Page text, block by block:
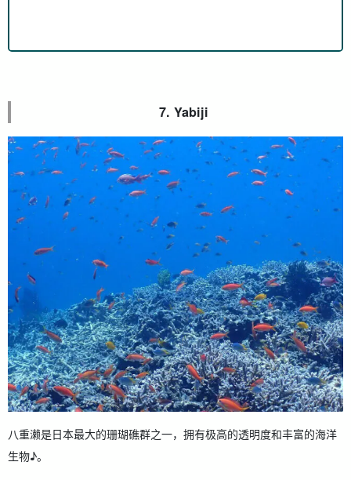
7. Yabiji
八重濑是日本最大的珊瑚礁群之一，拥有极高的透明度和丰富的海洋
生物♪。